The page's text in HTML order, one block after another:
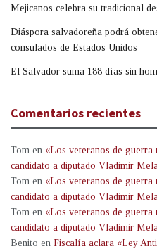
Mejicanos celebra su tradicional
Diáspora salvadoreña podrá
consulados de Estados Unidos
El Salvador suma 188 días sin
Comentarios recientes
Tom en «Los veteranos de guerra
candidato a diputado Vladimir
Tom en «Los veteranos de guerra
candidato a diputado Vladimir
Tom en «Los veteranos de guerra
candidato a diputado Vladimir
Benito en Fiscalía aclara «Ley